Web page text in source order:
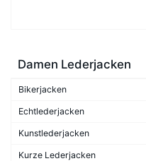
Damen Lederjacken
Bikerjacken
Echtlederjacken
Kunstlederjacken
Kurze Lederjacken